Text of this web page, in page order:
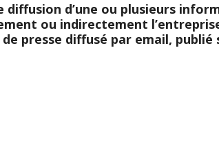
d’une ou plusieurs
ou indirectement
presse diffusé par email,